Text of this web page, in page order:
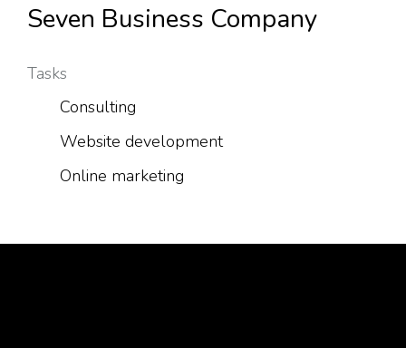
Seven Business Company
Tasks
Consulting
Website development
Online marketing